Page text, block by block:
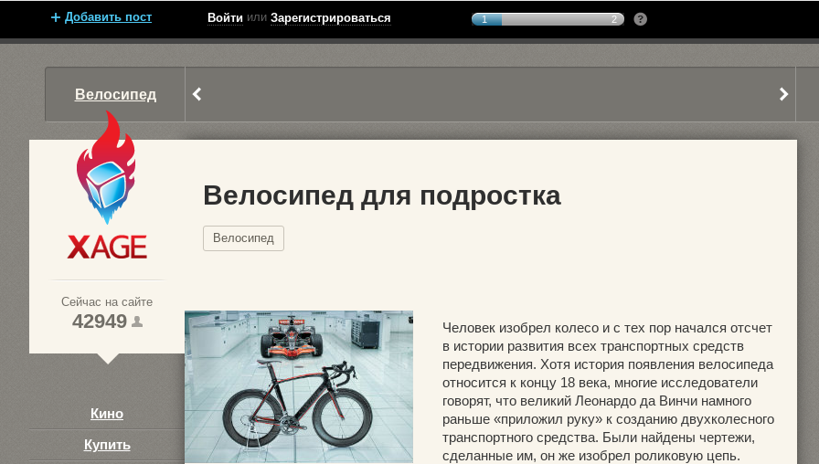
Добавить пост Войти или Зарегистрироваться 1 2
Велосипед
Сейчас на сайте
42949
Кино
Купить
Велосипед для подростка
Велосипед
Человек изобрел колесо и с тех пор начался отсчет
в истории развития всех транспортных средств
передвижения. Хотя история появления велосипеда
относится к концу 18 века, многие исследователи
говорят, что великий Леонардо да Винчи намного
раньше «приложил руку» к созданию двухколесного
транспортного средства. Были найдены чертежи,
сделанные им, он же изобрел роликовую цепь.